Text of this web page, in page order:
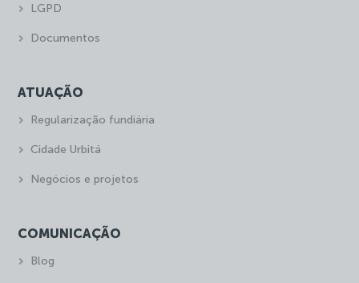
LGPD
Documentos
ATUAÇÃO
Regularização fundiária
Cidade Urbitá
Negócios e projetos
COMUNICAÇÃO
Blog